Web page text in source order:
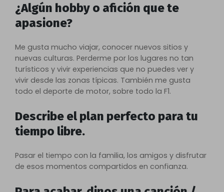
¿Algún hobby o afición que te
apasione?
Me gusta mucho viajar, conocer nuevos sitios y
nuevas culturas. Perderme por los lugares no tan
turísticos y vivir experiencias que no puedes ver y
vivir desde las zonas típicas. También me gusta
todo el deporte de motor, sobre todo la F1.
Describe el plan perfecto para tu
tiempo libre.
Pasar el tiempo con la familia, los amigos y disfrutar
de esos momentos compartidos en confianza.